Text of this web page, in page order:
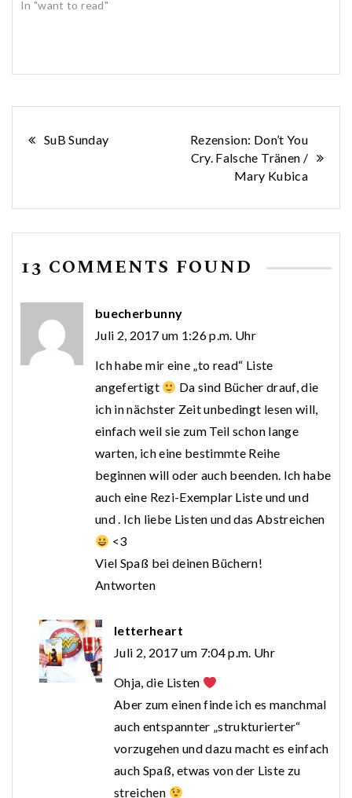
In "want to read"
Beitragsnavigation
SuB Sunday
Rezension: Don’t You
Cry. Falsche Tränen /
Mary Kubica
13 COMMENTS FOUND
buecherbunny
Juli 2, 2017 um 1:26 p.m. Uhr
Ich habe mir eine „to read“ Liste
angefertigt
Da sind Bücher drauf, die
ich in nächster Zeit unbedingt lesen will,
einfach weil sie zum Teil schon lange
warten, ich eine bestimmte Reihe
beginnen will oder auch beenden. Ich habe
auch eine Rezi-Exemplar Liste und und
und . Ich liebe Listen und das Abstreichen
<3
Viel Spaß bei deinen Büchern!
Antworten
letterheart
Juli 2, 2017 um 7:04 p.m. Uhr
Ohja, die Listen
Aber zum einen finde ich es manchmal
auch entspannter „strukturierter“
vorzugehen und dazu macht es einfach
auch Spaß, etwas von der Liste zu
streichen